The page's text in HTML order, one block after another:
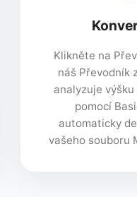
Klikněte na
náš Převodník
analyzuje
pomocí
automaticky
vašeho souboru